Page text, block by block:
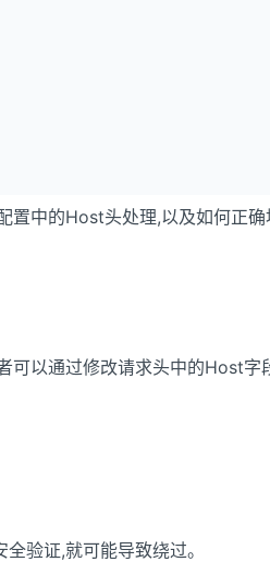
中的Host头处理,以及如何正
可以通过修改请求头中的Host字
验证,就可能导致绕过。